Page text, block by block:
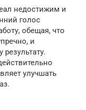
недостижим и
голос
обещая, что
и
улучшать